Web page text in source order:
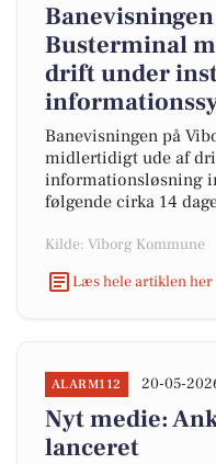
Busterminal
drift under
Banevisningen på
midlertidigt ude af
informationsløsning
følgende cirka 14
Kilde: Viborg Kommune
Læs hele artiklen her
ALARM112 20-05-
Nyt medie:
lanceret